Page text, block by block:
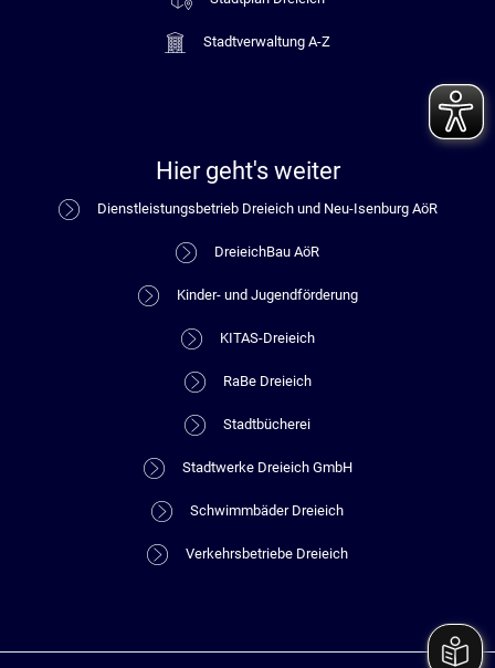
Stadtverwaltung A-Z
Hier geht's weiter
Dienstleistungsbetrieb Dreieich und Neu-Isenburg AöR
DreieichBau AöR
Kinder- und Jugendförderung
KITAS-Dreieich
RaBe Dreieich
Stadtbücherei
Stadtwerke Dreieich GmbH
Schwimmbäder Dreieich
Verkehrsbetriebe Dreieich